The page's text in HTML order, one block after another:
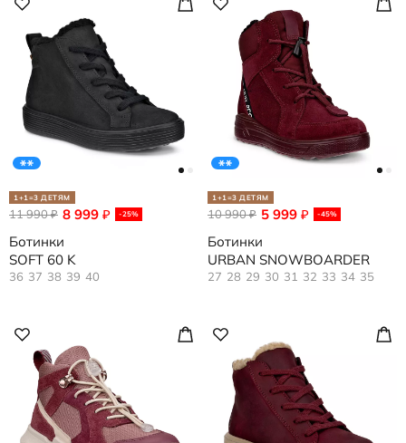
1+1=3 ДЕТЯМ
8 999 ₽ -25%
11 990₽
Ботинки
SOFT 60 K
36 37 38 39 40
1+1=3 ДЕТЯМ
5 999 ₽ -45%
10 990₽
Ботинки
URBAN SNOWBOARDER
27 28 29 30 31 32 33 34 35